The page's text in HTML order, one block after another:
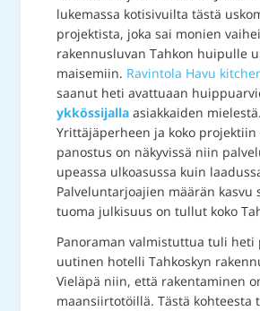
lukemassa kotisivuilta tästä
projektista, joka sai monien
rakennusluvan Tahkon huipulle
maisemiin. Ravintola Havu
saanut heti avattuaan
ykkössijalla asiakkaiden mielestä.
Yrittäjäperheen ja koko
panostus on näkyvissä niin
upeassa ulkoasussa kuin
Palveluntarjoajien määrän kasvu
tuoma julkisuus on tullut koko
Panoraman valmistuttua tuli heti
uutinen hotelli Tahkoskyn
Vieläpä niin, että rakentaminen
maansiirtotöillä. Tästä kohteesta